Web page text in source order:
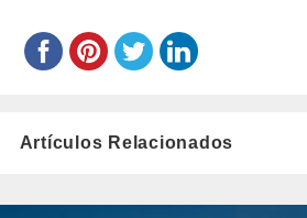
Artículos Relacionados